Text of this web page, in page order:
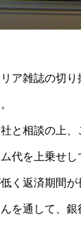
ア雑誌の切
と相談の上
代を上乗せ
く返済期間が
を通して、銀